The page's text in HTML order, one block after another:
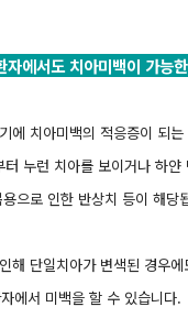
자에서도 치아미백이 가능
에 치아미백의 적응증이 되
터 누런 치아를 보이거나 하얀
으로 인한 반상치 등이 해당
해 단일치아가 변색된 경우에
에서 미백을 할 수 있습니다.